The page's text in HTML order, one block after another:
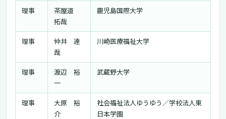
理事
茶屋道
拓哉
鹿児島国際大学
理事
仲井 達
哉
川崎医療福祉大学
理事
渡辺 裕
一
武蔵野大学
理事
大原 裕
介
社会福祉法人ゆうゆう／学校法人東
日本学園